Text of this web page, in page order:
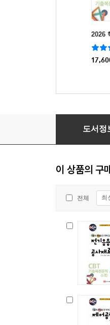
2026
2026 핵담 2:
도서정
이 상품의 구
전체 최